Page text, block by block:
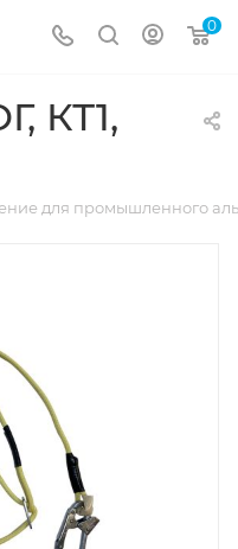
0
КТ1,
для промышленного